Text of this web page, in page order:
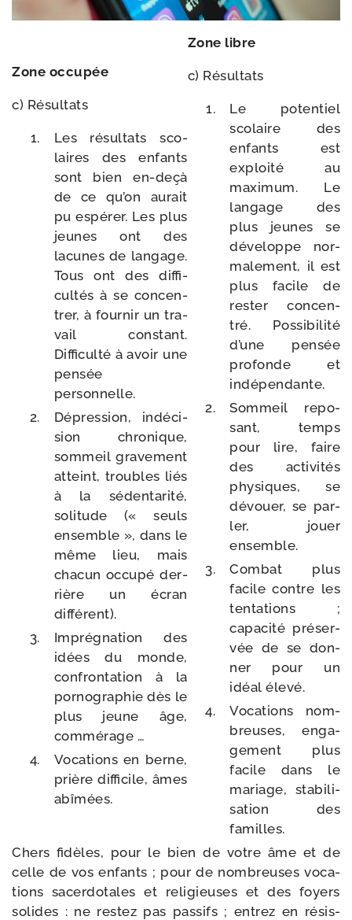
Zone occu­pée
c) Résultats
Les résul­tats sco­
laires des enfants
sont bien en-​deçà
de ce qu’on aurait
pu espé­rer. Les plus
jeunes ont des
lacunes de lan­gage.
Tous ont des dif­fi­
cul­tés à se concen­
trer, à four­nir un tra­
vail constant.
Difficulté à avoir une
pen­sée
personnelle.
Dépression, indé­ci­
sion chro­nique,
som­meil gra­ve­ment
atteint, troubles liés
à la séden­ta­ri­té,
soli­tude (« seuls
ensemble », dans le
même lieu, mais
cha­cun occu­pé der­
rière un écran
différent).
Imprégnation des
idées du monde,
confron­ta­tion à la
por­no­gra­phie dès le
plus jeune âge,
commérage …
Vocations en berne,
prière dif­fi­cile, âmes
abîmées.
Zone libre
c) Résultats
Le poten­tiel
sco­laire des
enfants est
exploi­té au
maxi­mum. Le
lan­gage des
plus jeunes se
déve­loppe nor­
ma­le­ment, il est
plus facile de
res­ter concen­
tré. Possibilité
d’une pen­sée
pro­fonde et
indépendante.
Sommeil repo­
sant, temps
pour lire, faire
des acti­vi­tés
phy­siques, se
dévouer, se par­
ler, jouer
ensemble.
Combat plus
facile contre les
ten­ta­tions ;
capa­ci­té pré­ser­
vée de se don­
ner pour un
idéal élevé.
Vocations nom­
breuses, enga­
ge­ment plus
facile dans le
mariage, sta­bi­li­
sa­tion des
familles.
Chers fidèles, pour le bien de votre âme et de
celle de vos enfants ; pour de nom­breuses voca­
tions sacer­do­tales et reli­gieuses et des foyers
solides : ne res­tez pas pas­sifs ; entrez en résis­